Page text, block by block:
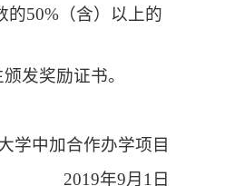
的50% （含）以上的
发奖励证书。
学中加合作办学项目
2019年9月 1 日